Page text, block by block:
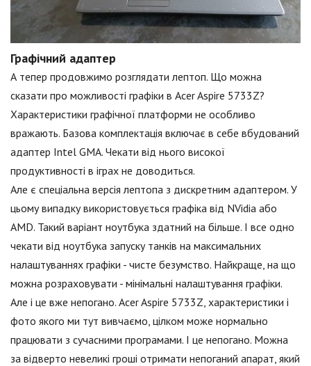
Графічний адаптер
А тепер продовжимо розглядати лептоп. Що можна
сказати про можливості графіки в Acer Aspire 5733Z?
Характеристики графічної платформи не особливо
вражають. Базова комплектація включає в себе вбудований
адаптер Intel GMA. Чекати від нього високої
продуктивності в іграх не доводиться.
Але є спеціальна версія лептопа з дискретним адаптером. У
цьому випадку використовується графіка від NVidia або
AMD. Такий варіант ноутбука здатний на більше. І все одно
чекати від ноутбука запуску танків на максимальних
налаштуваннях графіки - чисте безумство. Найкраще, на що
можна розраховувати - мінімальні налаштування графіки.
Але і це вже непогано. Acer Aspire 5733Z, характеристики і
фото якого ми тут вивчаємо, цілком може нормально
працювати з сучасними програмами. І це непогано. Можна
за відверто невеликі гроші отримати непоганий апарат, який